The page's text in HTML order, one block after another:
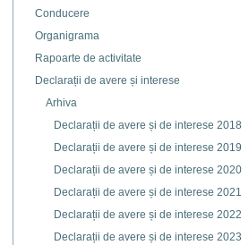
Conducere
Organigrama
Rapoarte de activitate
Declarații de avere și interese
Arhiva
Declarații de avere și de interese 2018
Declarații de avere și de interese 2019
Declarații de avere și de interese 2020
Declarații de avere și de interese 2021
Declarații de avere și de interese 2022
Declarații de avere și de interese 2023